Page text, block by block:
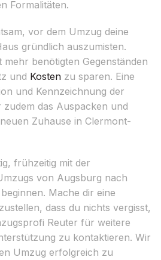
Formalitäten.
vor dem Umzug deine
gründlich auszumisten.
benötigten Gegenständen
und Kosten zu sparen. Eine
und Kennzeichnung der
das Auspacken und
Zuhause in Clermont-
frühzeitig mit der
von Augsburg nach
Mache dir eine
dass du nichts vergisst,
Reuter für weitere
zu kontaktieren. Wir
Umzug erfolgreich zu